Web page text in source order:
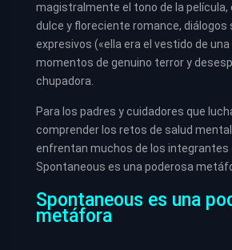
magistralmente el tono de la película,
dulce y floreciente romance,
expresivos («ella era el vestido de una
momentos de genuino terror y
chupadora.
Para los padres y cuidadores que
comprender los retos de salud
enfrentan muchos de los integrantes
Spontaneous es una poderosa
Spontaneous es una
metáfora